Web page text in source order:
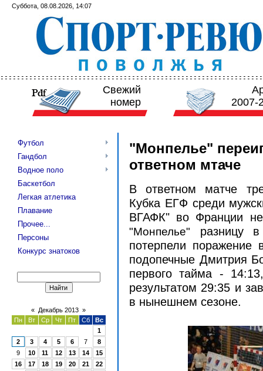
Суббота, 08.08.2026, 14:07
Свежий
номер
2007-
Футбол
Гандбол
Водное поло
Баскетбол
Легкая атлетика
Плавание
Прочее...
Персоны
Конкурс знатоков
« Декабрь 2013 »
Пн
Вт Ср Чт Пт Сб
Вс
1
2
3 4 5 6 7
8
9
10 11 12 13 14
15
16
17 18 19 20 21
22
"Монпелье"
ответном мтаче
В ответном матче
Кубка ЕГФ среди
ВГАФК" во Франции не
"Монпелье" разницу
потерпели
подопечные Дмитрия
первого тайма -
результатом 29:35 и
в нынешнем сезоне.